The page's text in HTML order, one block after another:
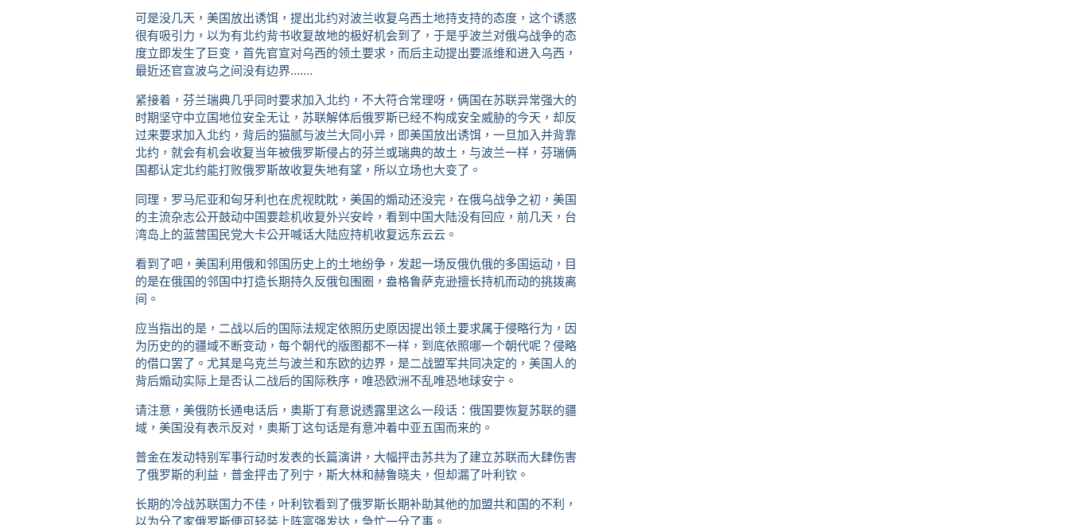
可是没几天，美国放出诱饵，提出北约对波兰收复乌西土地持支持的态度，这个诱惑
很有吸引力，以为有北约背书收复故地的极好机会到了，于是乎波兰对俄乌战争的态
度立即发生了巨变，首先官宣对乌西的领土要求，而后主动提出要派维和进入乌西，
最近还官宣波乌之间没有边界.......
紧接着，芬兰瑞典几乎同时要求加入北约，不大符合常理呀，俩国在苏联异常强大的
时期坚守中立国地位安全无让，苏联解体后俄罗斯已经不构成安全威胁的今天，却反
过来要求加入北约，背后的猫腻与波兰大同小异，即美国放出诱饵，一旦加入并背靠
北约，就会有机会收复当年被俄罗斯侵占的芬兰或瑞典的故土，与波兰一样，芬瑞俩
国都认定北约能打败俄罗斯故收复失地有望，所以立场也大变了。
同理，罗马尼亚和匈牙利也在虎视眈眈，美国的煽动还没完，在俄乌战争之初，美国
的主流杂志公开鼓动中国要趁机收复外兴安岭，看到中国大陆没有回应，前几天，台
湾岛上的蓝营国民党大卡公开喊话大陆应持机收复远东云云。
看到了吧，美国利用俄和邻国历史上的土地纷争，发起一场反俄仇俄的多国运动，目
的是在俄国的邻国中打造长期持久反俄包围圈，盎格鲁萨克逊擅长持机而动的挑拨离
间。
应当指出的是，二战以后的国际法规定依照历史原因提出领土要求属于侵略行为，因
为历史的的疆域不断变动，每个朝代的版图都不一样，到底依照哪一个朝代呢？侵略
的借口罢了。尤其是乌克兰与波兰和东欧的边界，是二战盟军共同决定的，美国人的
背后煽动实际上是否认二战后的国际秩序，唯恐欧洲不乱唯恐地球安宁。
请注意，美俄防长通电话后，奥斯丁有意说透露里这么一段话：俄国要恢复苏联的疆
域，美国没有表示反对，奥斯丁这句话是有意冲着中亚五国而来的。
普金在发动特别军事行动时发表的长篇演讲，大幅抨击苏共为了建立苏联而大肆伤害
了俄罗斯的利益，普金抨击了列宁，斯大林和赫鲁晓夫，但却漏了叶利钦。
长期的冷战苏联国力不佳，叶利钦看到了俄罗斯长期补助其他的加盟共和国的不利，
以为分了家俄罗斯便可轻装上阵富强发达，急忙一分了事。